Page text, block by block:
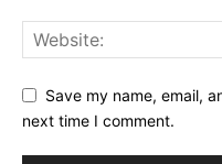
Save my name, email,
next time I comment.